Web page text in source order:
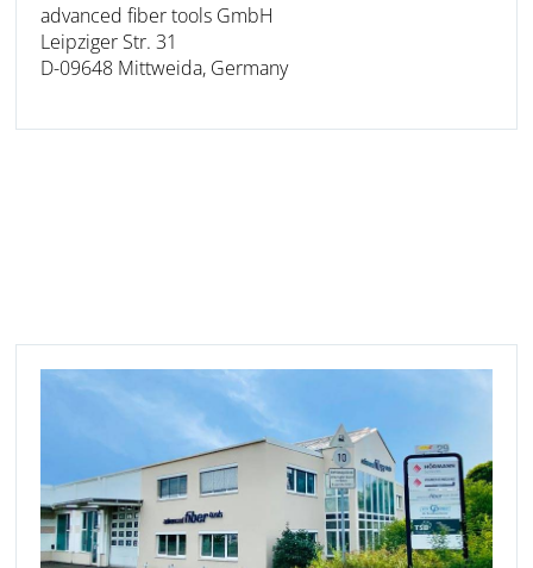
advanced fiber tools GmbH
Leipziger Str. 31
D-09648 Mittweida, Germany